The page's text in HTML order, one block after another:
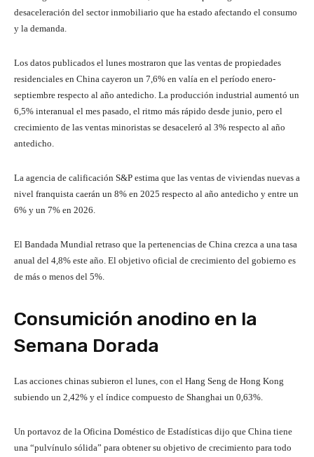
desaceleración del sector inmobiliario que ha estado afectando el consumo
y la demanda.
Los datos publicados el lunes mostraron que las ventas de propiedades
residenciales en China cayeron un 7,6% en valía en el período enero-
septiembre respecto al año antedicho. La producción industrial aumentó un
6,5% interanual el mes pasado, el ritmo más rápido desde junio, pero el
crecimiento de las ventas minoristas se desaceleró al 3% respecto al año
antedicho.
La agencia de calificación S&P estima que las ventas de viviendas nuevas a
nivel franquista caerán un 8% en 2025 respecto al año antedicho y entre un
6% y un 7% en 2026.
El Bandada Mundial retraso que la pertenencias de China crezca a una tasa
anual del 4,8% este año. El objetivo oficial de crecimiento del gobierno es
de más o menos del 5%.
Consumición anodino en la
Semana Dorada
Las acciones chinas subieron el lunes, con el Hang Seng de Hong Kong
subiendo un 2,42% y el índice compuesto de Shanghai un 0,63%.
Un portavoz de la Oficina Doméstico de Estadísticas dijo que China tiene
una “pulvínulo sólida” para obtener su objetivo de crecimiento para todo